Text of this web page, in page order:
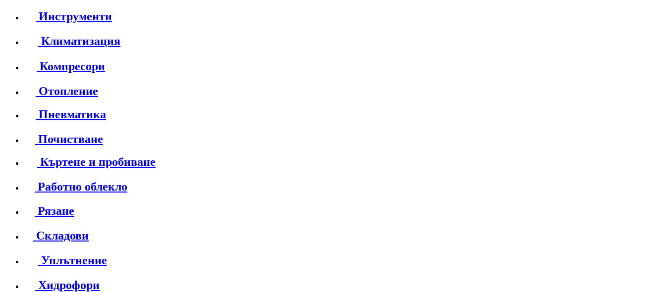
Инструменти
Климатизация
Компресори
Отопление
Пневматика
Почистване
Къртене и пробиване
Работно облекло
Рязане
Складови
Уплътнение
Хидрофори